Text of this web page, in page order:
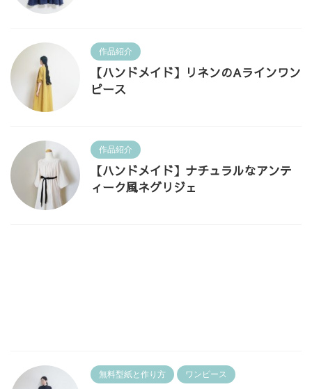
作品紹介
【ハンドメイド】リネンのAラインワン
ピース
作品紹介
【ハンドメイド】ナチュラルなアンテ
ィーク風ネグリジェ
無料型紙と作り方 ワンピース